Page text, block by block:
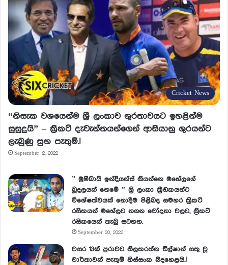
Cricket News
“නිසැක වශයෙන්ම ශ්‍රී ලංකාව ශුරතාවයට ඉහළින්ම
සුසුදුයි” – ක්‍රිකට් දැවැන්තයන්ගෙන් ආසියානු ශුරයන්ට
ලැබුණු සුභ පැතුම්.!
September 12, 2022
” මුම්බායි ඉන්දියන්ස් කියන්නෙ මහේලගේ
බූදලයක් නෙමේ ” ශ්‍රි ලංකා ක්‍රීඩකයන්ට
විශේෂත්වයක් නොදීම පිළිබද සමහර ක්‍රිකට්
රසිකයන් මහේලට නගන චෝදනා වලට, ක්‍රිකට්
රසිකයෙක් තැබු සටහන.
September 20, 2022
වසර 13ක් පුරාවට තිලකරත්න ඩිල්ෂාන් සතු වූ
වාර්තාවක් පැතුම් නිස්සංක බිදහෙළයි..!